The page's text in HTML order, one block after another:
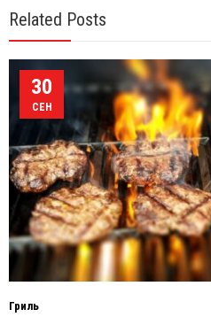
Related Posts
30
СЕН
Гриль